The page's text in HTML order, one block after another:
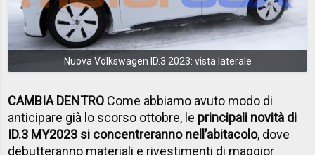
Nuova Volkswagen ID.3 2023: vista laterale
CAMBIA DENTRO Come abbiamo avuto modo di
anticipare già lo scorso ottobre, le principali novità di
ID.3 MY2023 si concentreranno nell’abitacolo, dove
debutteranno materiali e rivestimenti di maggior